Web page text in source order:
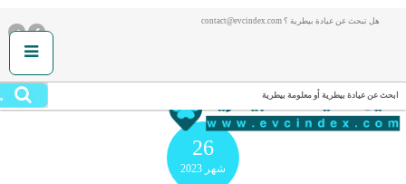
هل تبحث عن عيادة بيطرية ؟ contact@evcindex.com
ابحث عن عيادة بيطرية أو معلومة بيطرية
26
شهر 2023